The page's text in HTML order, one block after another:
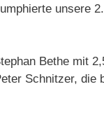
unsere
Bethe mit
Schnitzer, die